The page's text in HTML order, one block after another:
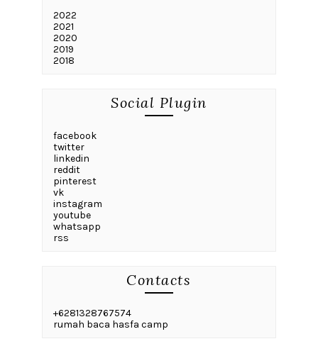
2022
2021
2020
2019
2018
Social Plugin
facebook
twitter
linkedin
reddit
pinterest
vk
instagram
youtube
whatsapp
rss
Contacts
+6281328767574
rumah baca hasfa camp